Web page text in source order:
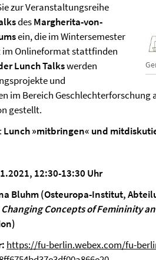
zur Veranstaltungsreihe
desMargherita-von-
ein, die im Wintersemester
im Onlineformat stattfinden
Lunch Talkswerden
und
im Bereich Geschlechterforschung
gestellt.
Lunch »mitbringen« und
12:30-13:30 Uhr
Bluhm (Osteuropa-Institut,
Changing Concepts of Femininity
https://fu-berlin.webex.com/fu-